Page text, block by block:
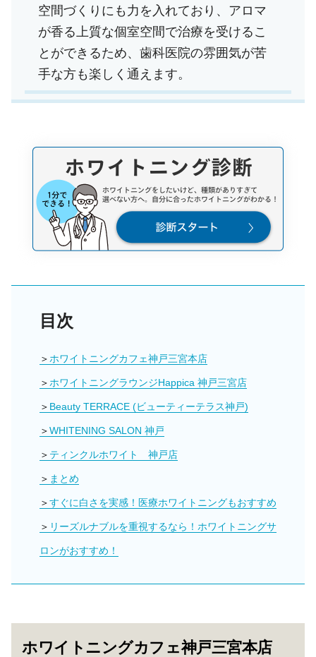
空間づくりにも力を入れており、アロマ
が香る上質な個室空間で治療を受けるこ
とができるため、歯科医院の雰囲気が苦
手な方も楽しく通えます。
目次
ホワイトニングカフェ神戸三宮本店
ホワイトニングラウンジHappica 神戸三宮店
Beauty TERRACE (ビューティーテラス神戸)
WHITENING SALON 神戸
ティンクルホワイト 神戸店
まとめ
すぐに白さを実感！医療ホワイトニングもおすすめ
リーズルナブルを重視するなら！ホワイトニングサ
ロンがおすすめ！
ホワイトニングカフェ神戸三宮本店